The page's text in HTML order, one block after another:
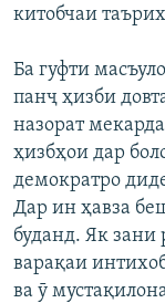
китобчаи
Ба гуфти
панҷ ҳизби
назорат
ҳизбҳои дар
демократро
Дар ин ҳавза
буданд. Як зани
варақаи
ва ӯ